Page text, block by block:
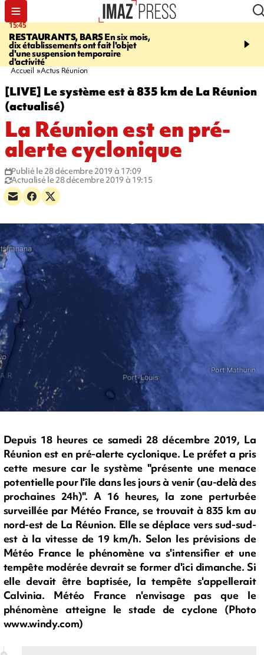
15:45
RESTAURANTS, BARSEn six mois,
dix établissements ont fait l'objet
d'une suspension temporaire
d'activité
17:17
Angeles, un homme vit
Accueil Actus Réunion
[LIVE] Le système est à 835 km de La Réunion
(actualisé)
La Réunion est en pré-
alerte cyclonique
Publié le 28 décembre 2019 à 17:09
Actualisé le 28 décembre 2019 à 19:15
Depuis 18 heures ce samedi 28 décembre 2019, La
Réunion est en pré-alerte cyclonique. Le préfet a pris
cette mesure car le système "présente une menace
potentielle pour l'île dans les jours à venir (au-delà des
prochaines 24h)". A 16 heures, la zone perturbée
surveillée par Météo France, se trouvait à 835 km au
nord-est de La Réunion. Elle se déplace vers sud-sud-
est à la vitesse de 19 km/h. Selon les prévisions de
Météo France le phénomène va s'intensifier et une
tempête modérée devrait se former d'ici dimanche. Si
elle devait être baptisée, la tempête s'appellerait
Calvinia. Météo France n'envisage pas que le
phénomène atteigne le stade de cyclone (Photo
www.windy.com)